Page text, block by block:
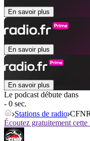
En savoir plus
En savoir plus
En savoir plus
Le podcast débute dans
- 0 sec.
Stations de radio
Écoutez gratuitement